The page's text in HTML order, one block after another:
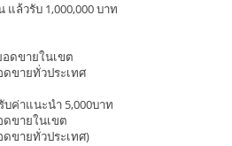
ล้วรับ 1,000,000 บาท
อดขายในเขต
ขายทั่วประเทศ
ค่าแนะนำ 5,000บาท
ดขายในเขต
ขายทั่วประเทศ)